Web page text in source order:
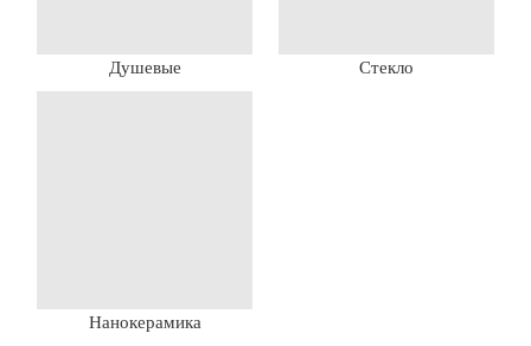
Душевые Стекло
Нанокерамика